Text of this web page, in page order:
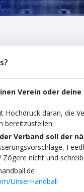
Verein oder
Hochdruck daran, die
bereitzustellen.
Verband soll der
Zögere nicht und
UnserHandball